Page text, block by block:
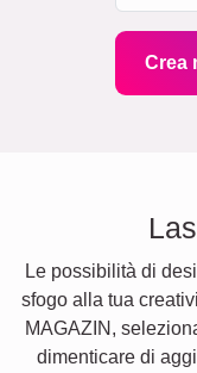
Crea
Le possibilità di
sfogo alla tua
MAGAZIN,
dimenticare di